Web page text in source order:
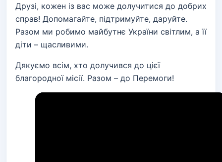
Друзі, кожен із вас може долучитися до добрих
справ! Допомагайте, підтримуйте, даруйте.
Разом ми робимо майбутнє України світлим, а її
діти – щасливими.
Дякуємо всім, хто долучився до цієї
благородної місії. Разом – до Перемоги!